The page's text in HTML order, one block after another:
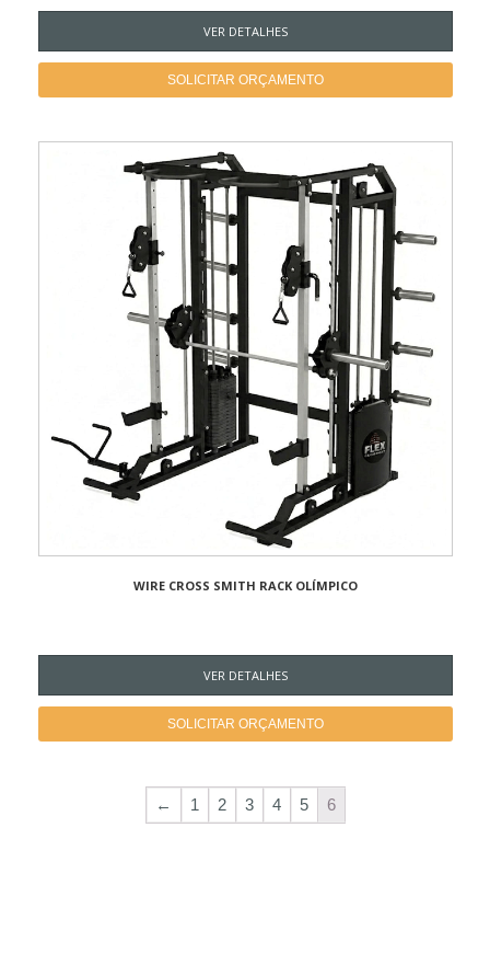
VER DETALHES
SOLICITAR ORÇAMENTO
WIRE CROSS SMITH RACK OLÍMPICO
VER DETALHES
SOLICITAR ORÇAMENTO
← 1 2 3 4 5 6